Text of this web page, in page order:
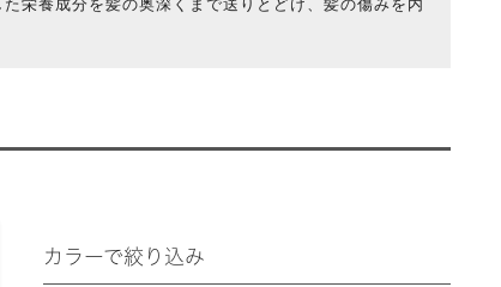
栄養成分を髪の奥深くまで送りとどけ、髪の傷みを内
カラーで絞り込み